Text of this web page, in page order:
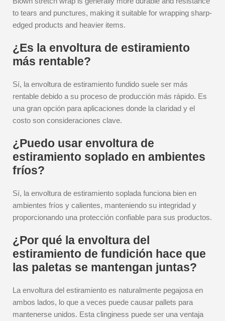
to tears and punctures, making it suitable for wrapping sharp-
edged products and heavier items.
¿Es la envoltura de estiramiento
más rentable?
Sí, la envoltura de estiramiento fundido suele ser más
rentable debido a su proceso de producción más rápido. Es
una gran opción para aplicaciones donde la claridad y el
costo son consideraciones clave.
¿Puedo usar envoltura de
estiramiento soplado en ambientes
fríos?
Sí, la envoltura de estiramiento soplada funciona bien en
ambientes fríos y calientes, manteniendo su integridad y
proporcionando una protección confiable para sus productos.
¿Por qué la envoltura del
estiramiento de fundición hace que
las paletas se mantengan juntas?
La envoltura del estiramiento es naturalmente pegajosa en
ambos lados, lo que a veces puede causar pallets para
mantenerse unidos. Esta clinginess puede ser una ventaja